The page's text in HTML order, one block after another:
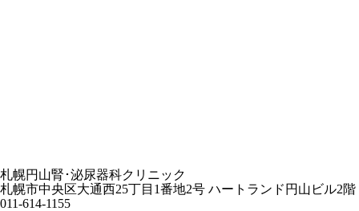
札幌円山腎･泌尿器科クリニック
札幌市中央区大通西25丁目1番地2号 ハートランド円山ビル2階
011-614-1155